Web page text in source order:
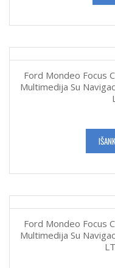
Ford Mondeo Focus
Multimedija Su
Ford Mondeo Focus
Multimedija Su